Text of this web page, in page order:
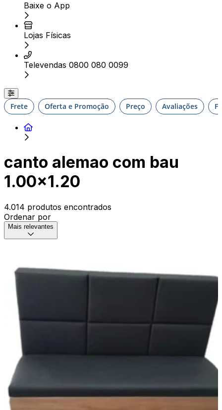
Baixe o App
Lojas Físicas
Televendas 0800 080 0099
Frete Oferta e Promoção Preço Avaliações
canto alemao com bau
1.00x1.20
4.014 produtos encontrados
Ordenar por
Mais relevantes